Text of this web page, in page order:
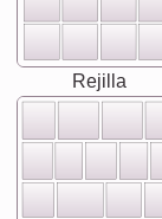
Rejilla